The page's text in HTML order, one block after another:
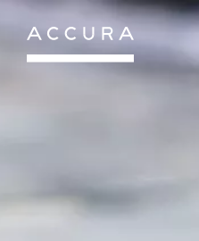
Gå
indhold